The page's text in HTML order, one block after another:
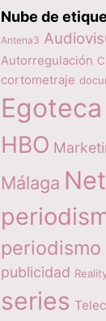
Nube de
Antena3
Autorregulación
cortometraje
Egoteca
HBO
Málaga
publicidad
series